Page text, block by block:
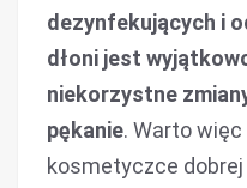
dezynfekujących i
dłoni jest
niekorzystne
pękanie. Warto
kosmetyczce